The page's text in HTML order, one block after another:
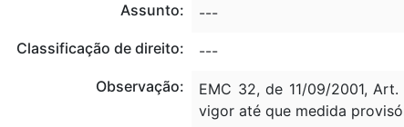
Assunto:
---
Classificação de direito:
---
Observação:
EMC 32, de 11/09/2001,
vigor até que medida